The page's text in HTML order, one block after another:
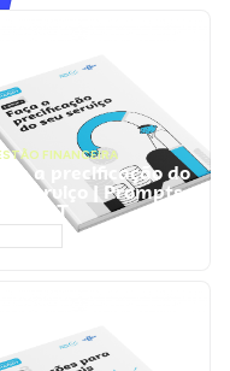
FINANCEIRA
a precificação do
serviço | Prompts